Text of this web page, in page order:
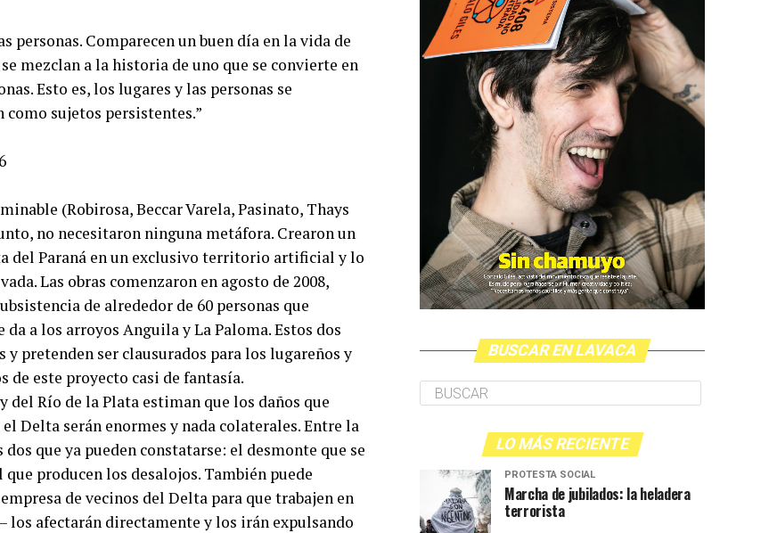
personas. Comparecen un buen día en la vida de
mezclan a la historia de uno que se convierte en
Esto es, los lugares y las personas se
como sujetos persistentes.”
(Robirosa, Beccar Varela, Pasinato, Thays
no necesitaron ninguna metáfora. Crearon un
del Paraná en un exclusivo territorio artificial y lo
Las obras comenzaron en agosto de 2008,
de alrededor de 60 personas que
a los arroyos Anguila y La Paloma. Estos dos
pretenden ser clausurados para los lugareños y
de este proyecto casi de fantasía.
Río de la Plata estiman que los daños que
Delta serán enormes y nada colaterales. Entre la
que ya pueden constatarse: el desmonte que se
producen los desalojos. También puede
de vecinos del Delta para que trabajen en
los afectarán directamente y los irán expulsando
BUSCAR EN LAVACA
LO MÁS RECIENTE
PROTESTA SOCIAL
Marcha de jubilados: la heladera
terrorista